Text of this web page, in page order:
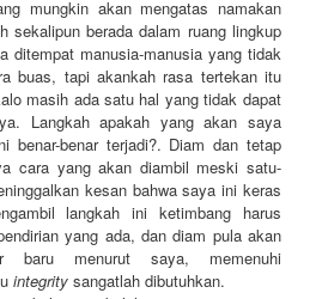
mungkin akan mengatas namakan
sekalipun berada dalam ruang lingkup
ditempat manusia-manusia yang tidak
buas, tapi akankah rasa tertekan itu
masih ada satu hal yang tidak dapat
Langkah apakah yang akan saya
benar-benar terjadi?. Diam dan tetap
cara yang akan diambil meski satu-
kesan bahwa saya ini keras
langkah ini ketimbang harus
yang ada, dan diam pula akan
baru menurut saya, memenuhi
integrity sangatlah dibutuhkan.